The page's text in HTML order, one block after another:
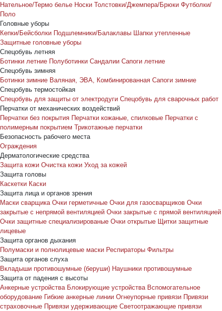
Нательное/Термо белье Носки Толстовки/Джемпера/Брюки Футболки/
Поло
Головные уборы
Кепки/Бейсболки Подшлемники/Балаклавы Шапки утепленные
Защитные головные уборы
Спецобувь летняя
Ботинки летние Полуботинки Сандалии Сапоги летние
Спецобувь зимняя
Ботинки зимние Валяная, ЭВА, Комбинированная Сапоги зимние
Спецобувь термостойкая
Спецобувь для защиты от электродуги Спецобувь для сварочных работ
Перчатки от механических воздействий
Перчатки без покрытия Перчатки кожаные, спилковые Перчатки с
полимерным покрытием Трикотажные перчатки
Безопасность рабочего места
Ограждения
Дерматологические средства
Защита кожи Очистка кожи Уход за кожей
Защита головы
Каскетки Каски
Защита лица и органов зрения
Маски сварщика Очки герметичные Очки для газосварщиков Очки
закрытые с непрямой вентиляцией Очки закрытые с прямой вентиляцией
Очки защитные специализированые Очки открытые Щитки защитные
лицевые
Защита органов дыхания
Полумаски и полнолицевые маски Респираторы Фильтры
Защита органов слуха
Вкладыши противошумные (беруши) Наушники противошумные
Защита от падения с высоты
Анкерные устройства Блокирующие устройства Вспомогательное
оборудование Гибкие анкерные линии Огнеупорные привязи Привязи
страховочные Привязи удерживающие Светоотражающие привязи